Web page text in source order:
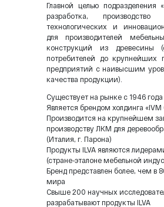
Главной целью подразделения
разработка,
технологических и
для производителей
конструкций из древесины
потребителей до крупнейших
предприятий с наивысшим
качества продукции).
Существует на рынке с 1946 года
Является брендом холдинга «IVM
Производится на крупнейшем
производству ЛКМ для
(Италия, г. Парона)
Продукты ILVA являются
(стране-эталоне мебельной
Бренд представлен более, чем в
мира
Свыше 200 научных
разрабатывают продукты ILVA